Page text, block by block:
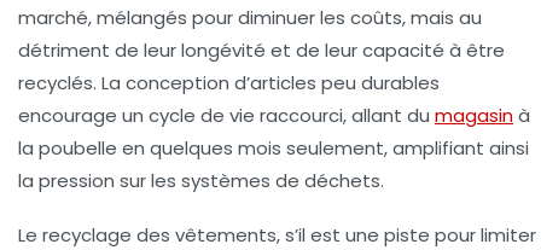
marché, mélangés pour diminuer les coûts, mais au
détriment de leur longévité et de leur capacité à être
recyclés. La conception d’articles peu durables
encourage un cycle de vie raccourci, allant du magasinà
la poubelle en quelques mois seulement, amplifiant ainsi
la pression sur les systèmes de déchets.
Le recyclage des vêtements, s’il est une piste pour limiter